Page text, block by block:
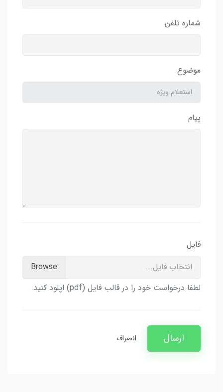
شماره تلفن
موضوع
پیام
فایل
انتخاب فایل...
لطفا درخواست خود را در قالب فایل (pdf) اپلود کنید.
ارسال انصراف